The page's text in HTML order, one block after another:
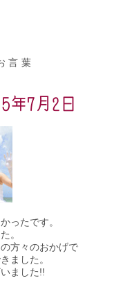
言葉
年7月2日
ったです。
。
方々のおかげで
ました。
ました!!